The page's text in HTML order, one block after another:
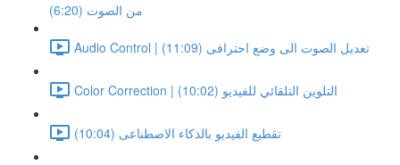
من الصوت (6:20)
Audio Control | تعديل الصوت الى وضع احترافى (11:09)
Color Correction | التلوين التلقائي للفيديو (10:02)
تقطيع الفيديو بالذكاء الاصطناعى (10:04)